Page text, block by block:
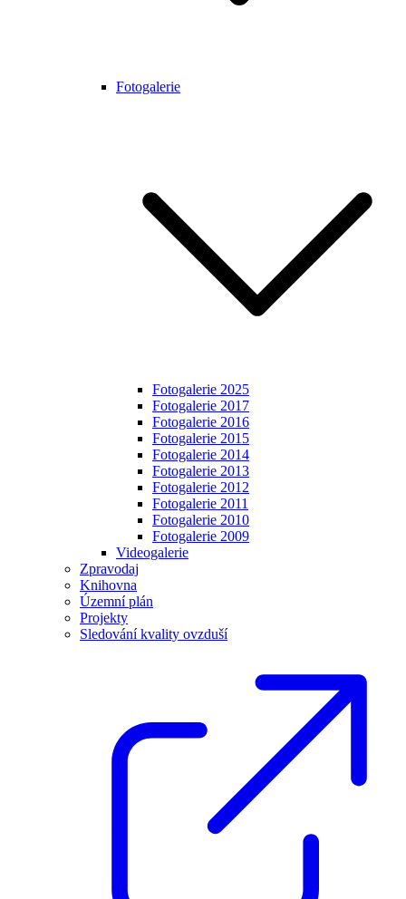
Fotogalerie
Fotogalerie 2025
Fotogalerie 2017
Fotogalerie 2016
Fotogalerie 2015
Fotogalerie 2014
Fotogalerie 2013
Fotogalerie 2012
Fotogalerie 2011
Fotogalerie 2010
Fotogalerie 2009
Videogalerie
Zpravodaj
Knihovna
Územní plán
Projekty
Sledování kvality ovzduší